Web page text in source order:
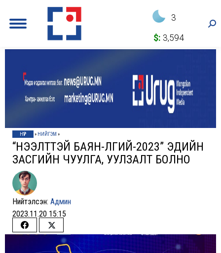
3
$: 3,594
НҮҮР » НИЙГЭМ »
“НЭЭЛТТЭЙ БАЯН-ӨЛГИЙ-2023” ЭДИЙН
ЗАСГИЙН ЧУУЛГА, УУЛЗАЛТ БОЛНО
Нийтэлсэн: Админ
2023.11.20 15:15
Share
Share
on